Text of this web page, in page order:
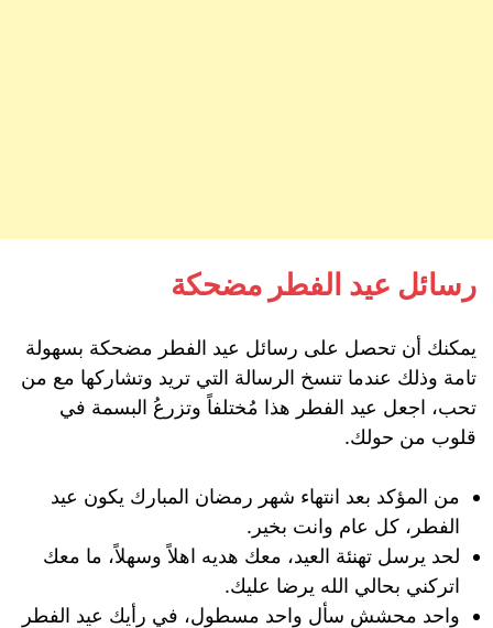
رسائل عيد الفطر مضحكة
يمكنك أن تحصل على رسائل عيد الفطر مضحكة بسهولة
تامة وذلك عندما تنسخ الرسالة التي تريد وتشاركها مع من
تحب، اجعل عيد الفطر هذا مُختلفاً وتزرعُ البسمة في
قلوب من حولك.
من المؤكد بعد انتهاء شهر رمضان المبارك يكون عيد
الفطر، كل عام وانت بخير.
لحد يرسل تهنئة العيد، معك هديه اهلاً وسهلاً، ما معك
اتركني بحالي الله يرضا عليك.
واحد محشش سأل واحد مسطول، في رأيك عيد الفطر